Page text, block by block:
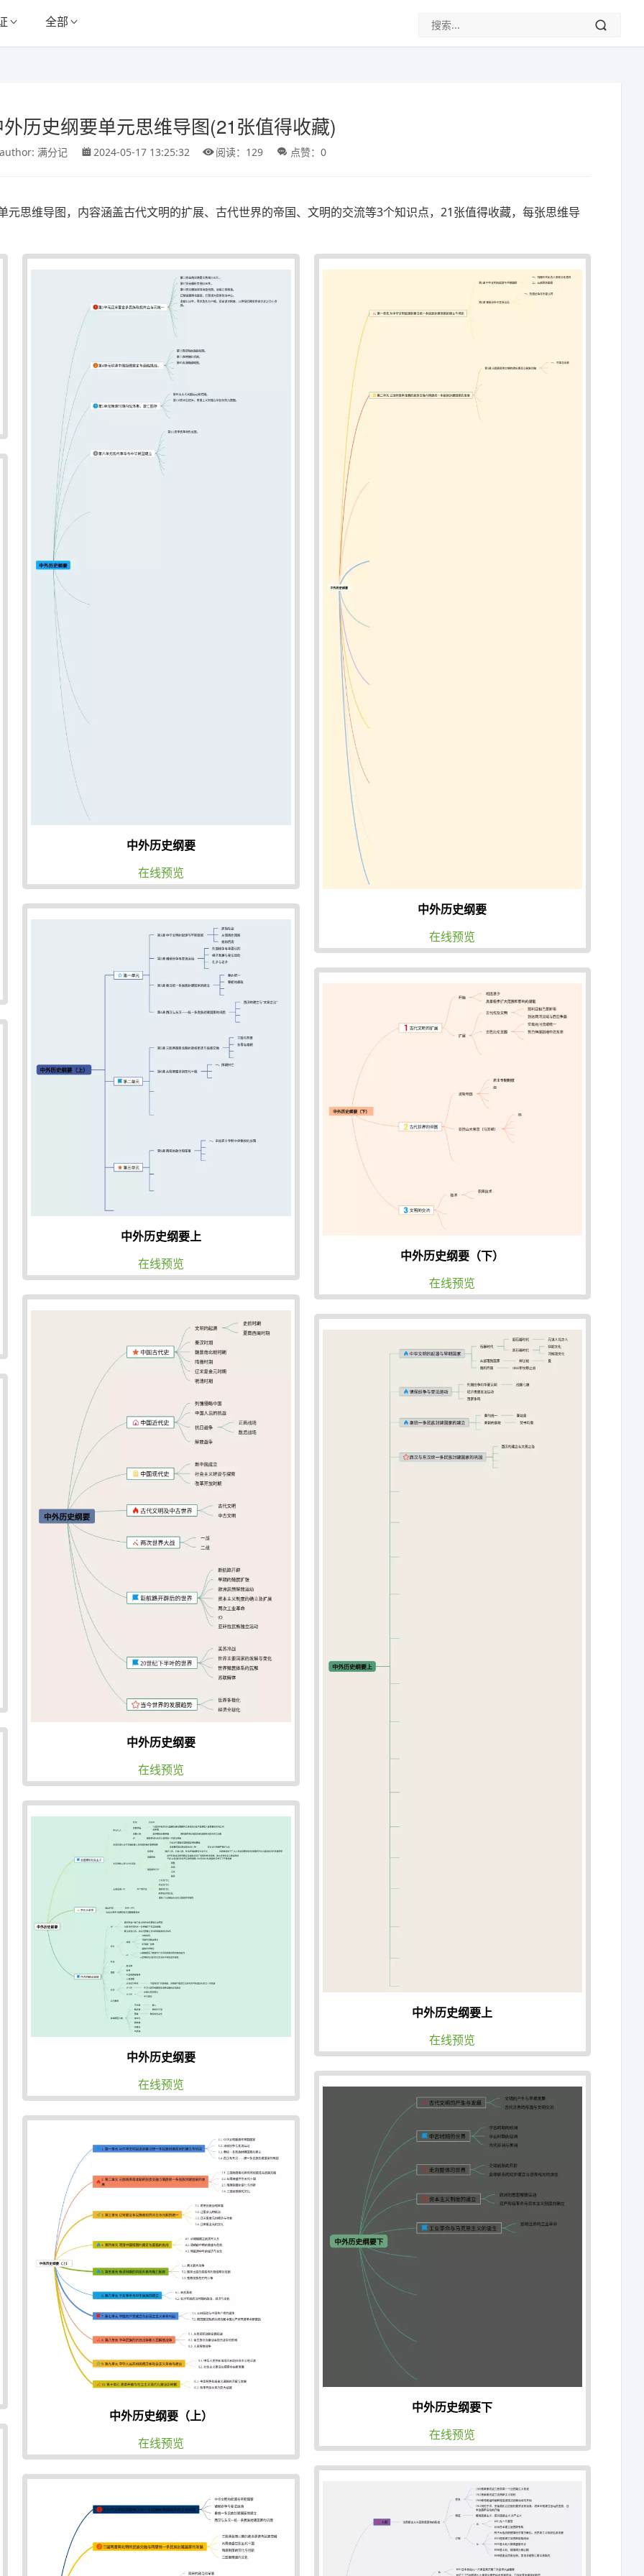
全部
历史纲要单元思维导图(21张值得收藏)
满分记 2024-05-17 13:25:32 阅读：129 点赞：0
思维导图，内容涵盖古代文明的扩展、古代世界的帝国、文明的交流等3个知识点，21张值得收藏，每张思维导
中外历史纲要
在线预览
中外历史纲要上
在线预览
中外历史纲要
在线预览
中外历史纲要
在线预览
中外历史纲要（上）
在线预览
中外历史纲要
在线预览
中外历史纲要（下）
在线预览
中外历史纲要上
在线预览
中外历史纲要下
在线预览